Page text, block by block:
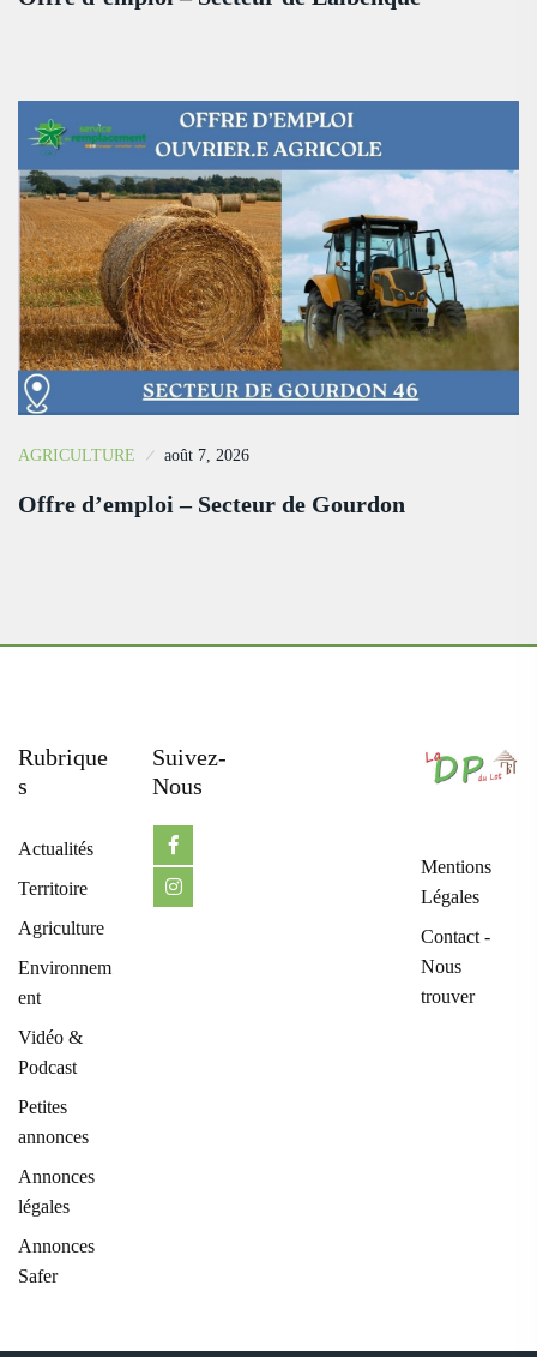
AGRICULTURE août 7, 2026
Offre d’emploi – Secteur de Gourdon
Rubrique
S
Actualités
Territoire
Agriculture
Environnem
ent
Vidéo &
Podcast
Petites
annonces
Annonces
légales
Annonces
Safer
Suivez-
Nous
Mentions
Légales
Contact -
Nous
trouver